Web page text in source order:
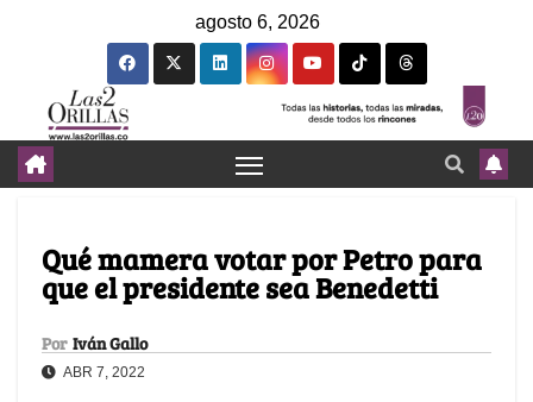
agosto 6, 2026
Qué mamera votar por Petro para
que el presidente sea Benedetti
Por Iván Gallo
ABR 7, 2022